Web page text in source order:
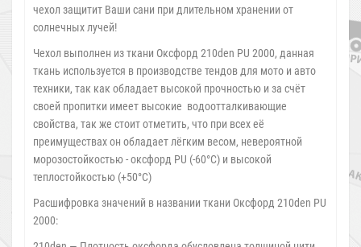
чехол защитит Ваши сани при длительном хранении от
солнечных лучей!
Чехол выполнен из ткани Оксфорд 210den PU 2000, данная
ткань используется в производстве тендов для мото и авто
техники, так как обладает высокой прочностью и за счёт
своей пропитки имеет высокие водоотталкивающие
свойства, так же стоит отметить, что при всех её
преимуществах он обладает лёгким весом, невероятной
морозостойкостью - оксфорд PU (-60°С) и высокой
теплостойкостью (+50°С)
Расшифровка значений в названии ткани Оксфорд 210den PU
2000: